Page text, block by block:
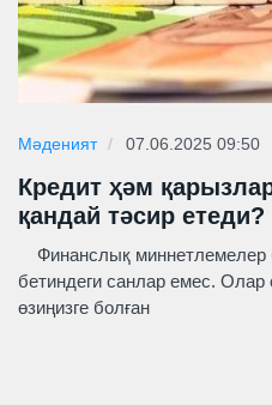
Мәденият 07.06.2025 09:50
Кредит ҳәм
қандай тәсир етеди?
Финанслық миннетлемелер
бетиндеги санлар емес. Олар
өзиңизге болған